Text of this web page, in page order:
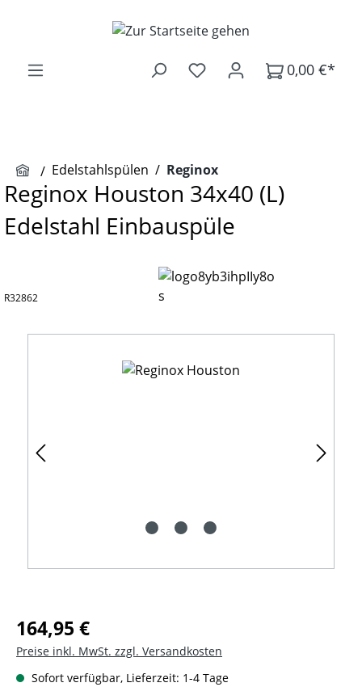
Zum Hauptinhalt springen
0,00 €*
Edelstahlspülen / Reginox
Reginox Houston 34x40 (L)
Edelstahl Einbauspüle
R32862
Regulärer Preis:
164,95 €
Preise inkl. MwSt. zzgl. Versandkosten
Sofort verfügbar, Lieferzeit: 1-4 Tage